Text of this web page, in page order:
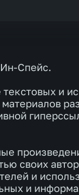
Спейс.
и
своих
и
и